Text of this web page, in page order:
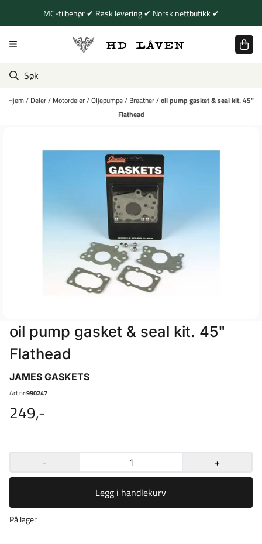
Hopp til innholdMC-tilbehør ✔ Rask levering ✔ Norsk nettbutikk ✔
Hjem/ Deler/ Motordeler/Oljepumpe/ Breather/oil pump gasket & seal kit. 45"
Flathead
oil pump gasket & seal kit. 45"
Flathead
JAMES GASKETS
Art.nr:990247
249,-
- +
Legg i handlekurv
På lager